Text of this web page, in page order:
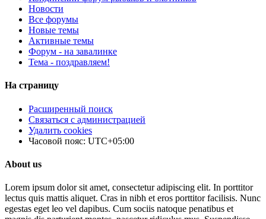
Новости
Все форумы
Новые темы
Активные темы
Форум - на завалинке
Тема - поздравляем!
На страницу
Расширенный поиск
Связаться с администрацией
Удалить cookies
Часовой пояс: UTC+05:00
About us
Lorem ipsum dolor sit amet, consectetur adipiscing elit. In porttitor
lectus quis mattis aliquet. Cras in nibh et eros porttitor facilisis. Nunc
egestas eget leo vel dapibus. Cum sociis natoque penatibus et